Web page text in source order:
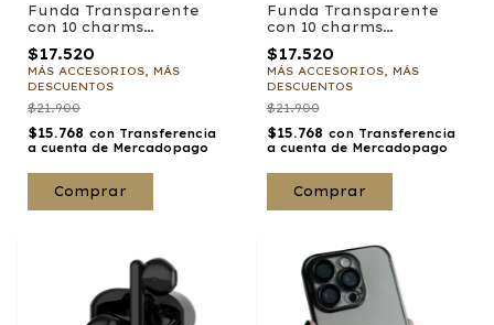
Funda Transparente
con 10 charms
para Motorola
$17.520
MÁS ACCESORIOS, MÁS
DESCUENTOS
$21.900
$15.768 con Transferencia
a cuenta de Mercadopago
Comprar
Funda Transparente
con 10 charms
para iPhone
$17.520
MÁS ACCESORIOS, MÁS
DESCUENTOS
$21.900
$15.768 con Transferencia
a cuenta de Mercadopago
Comprar